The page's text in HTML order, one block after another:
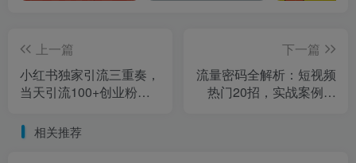
上一篇
小红书独家引流三重奏，
当天引流100+创业粉，
秘】
下一篇
流量密码全解析：短视频
热门20招，实战案例带
相关推荐